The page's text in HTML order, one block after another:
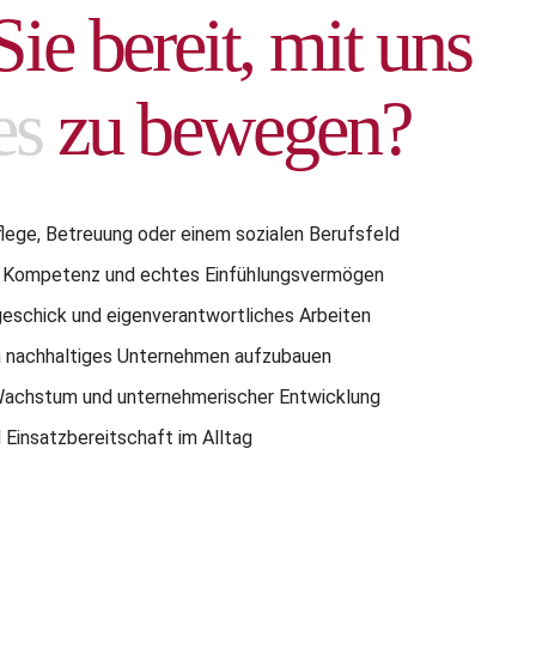
iebereit, mituns
szubewegen?
Betreuung oder einem sozialen Berufsfeld
und echtes Einfühlungsvermögen
und eigenverantwortliches Arbeiten
Unternehmen aufzubauen
und unternehmerischer Entwicklung
Einsatzbereitschaft im Alltag